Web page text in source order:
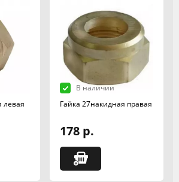
левая
В наличии
Гайка 27накидная правая
178 р.